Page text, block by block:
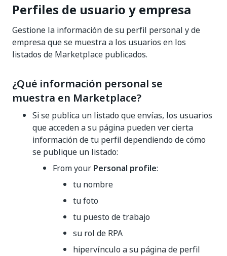
Perfiles de usuario y empresa
Gestione la información de su perfil personal y de
empresa que se muestra a los usuarios en los
listados de Marketplace publicados.
¿Qué información personal se
muestra en Marketplace?
Si se publica un listado que envías, los usuarios
que acceden a su página pueden ver cierta
información de tu perfil dependiendo de cómo
se publique un listado:
From your Personal profile:
tu nombre
tu foto
tu puesto de trabajo
su rol de RPA
hipervínculo a su página de perfil